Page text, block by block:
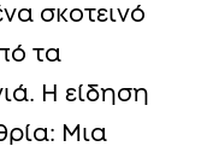
σκοτεινό
τα
Η είδηση
Μια